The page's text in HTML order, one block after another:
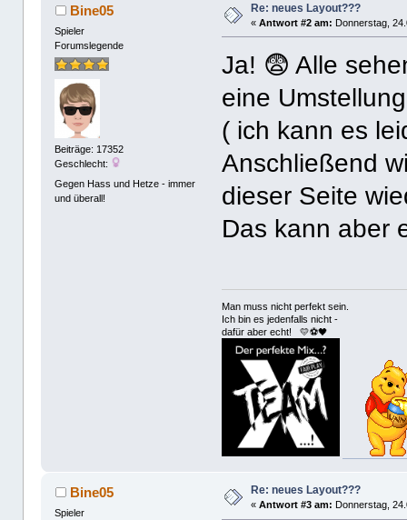
Bine05
Spieler
Forumslegende
Beiträge: 17352
Geschlecht:
Gegen Hass und Hetze - immer
und überall!
Re: neues Layout???
«Antwort #2 am: Donnerstag,
Ja! 😨 Alle
eine
( ich kann es
Anschließend
dieser Seite
Das kann aber
Man muss nicht perfekt sein.
Ich bin es jedenfalls nicht -
dafür aber echt! 💛⚽️🖤
Bine05
Spieler
Re: neues Layout???
«Antwort #3 am: Donnerstag,